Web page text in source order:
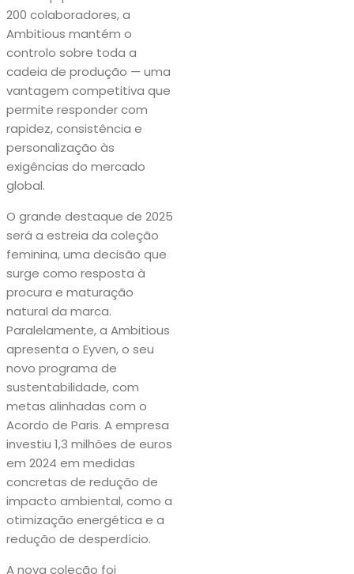
200 colaboradores, a
Ambitious mantém o
controlo sobre toda a
cadeia de produção — uma
vantagem competitiva que
permite responder com
rapidez, consistência e
personalização às
exigências do mercado
global.
O grande destaque de 2025
será a estreia da coleção
feminina, uma decisão que
surge como resposta à
procura e maturação
natural da marca.
Paralelamente, a Ambitious
apresenta o Eyven, o seu
novo programa de
sustentabilidade, com
metas alinhadas com o
Acordo de Paris. A empresa
investiu 1,3 milhões de euros
em 2024 em medidas
concretas de redução de
impacto ambiental, como a
otimização energética e a
redução de desperdício.
A nova coleção foi